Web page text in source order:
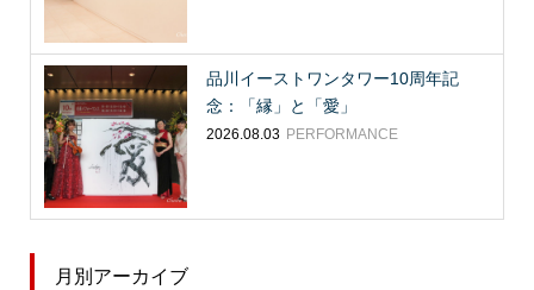
品川イーストワンタワー10周年記
念：「縁」と「愛」
2026.08.03 PERFORMANCE
月別アーカイブ